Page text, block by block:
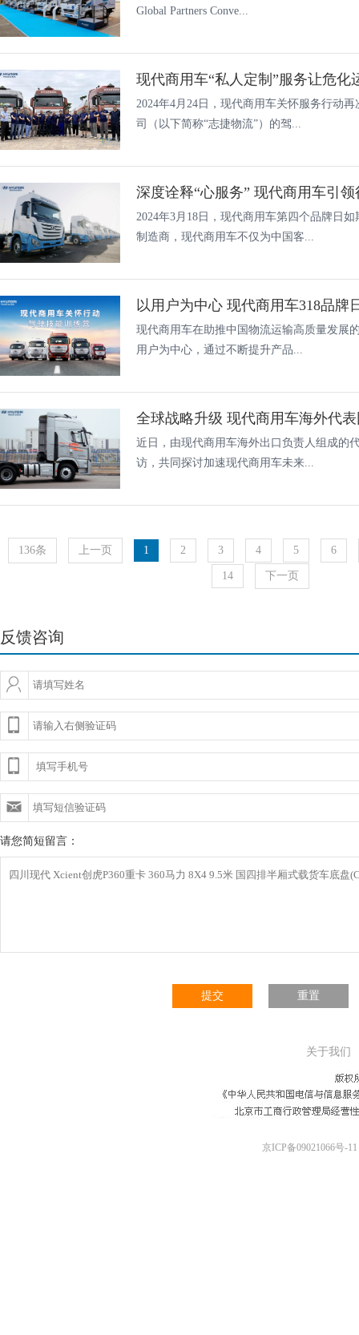
Global Partners Conve...
现代商用车“私人定制”服务让危化
2024年4月24日，现代商用车关怀服务行动
司（以下简称“志捷物流”）的驾...
深度诠释“心服务” 现代商用车引
2024年3月18日，现代商用车第四个品牌日
制造商，现代商用车不仅为中国客...
以用户为中心 现代商用车318品牌
现代商用车在助推中国物流运输高质量发展
用户为中心，通过不断提升产品...
全球战略升级 现代商用车海外代
近日，由现代商用车海外出口负责人组成的
访，共同探讨加速现代商用车未来...
136条 上一页 1 2 3 4 5 6
14 下一页
反馈咨询
请您简短留言：
提交 重置
关于我们
京ICP备09021066号-11